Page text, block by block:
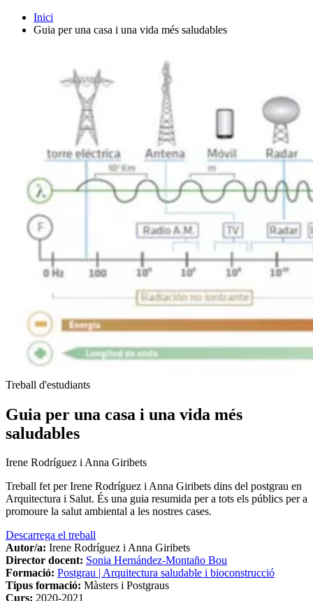
Inici
Guia per una casa i una vida més saludables
Treball d'estudiants
Guia per una casa i una vida més
saludables
Irene Rodríguez i Anna Giribets
Treball fet perIrene Rodríguez i Anna Giribets dins del postgrau en
Arquitectura i Salut. És una guia resumida per a tots els públics per a
promoure la salut ambiental a les nostres cases.
Descarrega el treball
Autor/a: Irene Rodríguez i Anna Giribets
Director docent: Sonia Hernández-Montaño Bou
Formació: Postgrau | Arquitectura saludable i bioconstrucció
Tipus formació: Màsters i Postgraus
Curs: 2020-2021